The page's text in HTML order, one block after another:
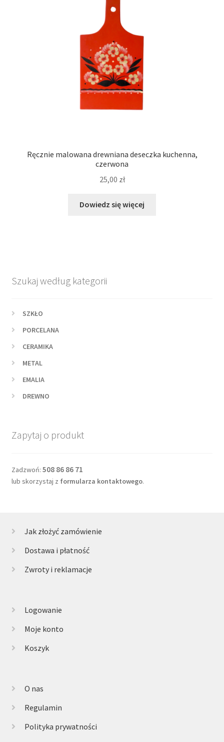
Ręcznie malowana drewniana deseczka kuchenna,
czerwona
25,00 zł
Dowiedz się więcej
Szukaj według kategorii
SZKŁO
PORCELANA
CERAMIKA
METAL
EMALIA
DREWNO
Zapytaj o produkt
Zadzwoń: 508 86 86 71
lub skorzystaj z formularza kontaktowego.
Jak złożyć zamówienie
Dostawa i płatność
Zwroty i reklamacje
Logowanie
Moje konto
Koszyk
O nas
Regulamin
Polityka prywatności